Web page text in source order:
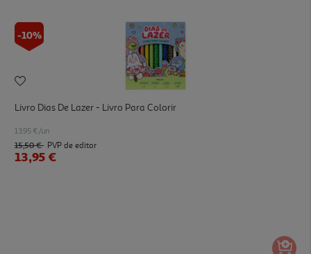
-10%
Livro Dias De Lazer - Livro Para Colorir
13.95 €/un
15,50 € PVP de editor
13,95 €